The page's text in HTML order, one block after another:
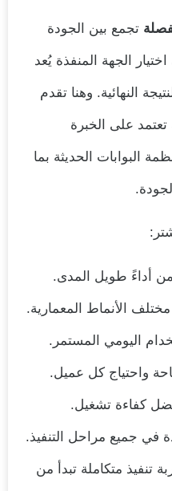
تجمع بين الجودة
الجهة المنفذة يُعد
النهائية. وهنا تقدم
تعتمد على الخبرة
البوابات الحديثة بما
أداءً طويل المدى.
الأنماط المعمارية.
اليومي المستمر.
واحتياج كل عميل.
كفاءة تشغيل.
في جميع مراحل التنفيذ.
تنفيذ متكاملة تبدأ من